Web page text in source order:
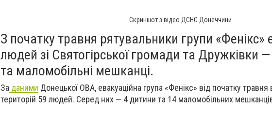
Скриншот з відео ДСНС Донеччини
З початку травня рятувальники групи
людей зі Святогірської громади та Дружківки —
та маломобільні мешканці.
За даними Донецької ОВА, евакуаційна група «Фенікс» від початку
територій 59 людей. Серед них — 4 дитини та 14 маломобільних